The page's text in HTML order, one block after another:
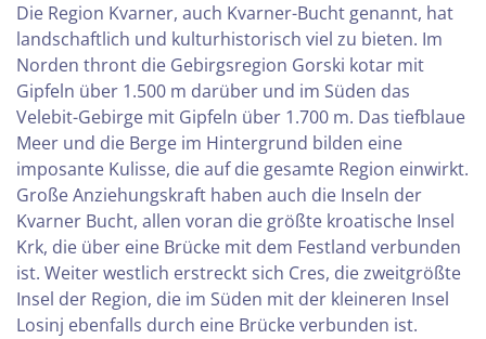
Die Region Kvarner, auch Kvarner-Bucht genannt, hat
landschaftlich und kulturhistorisch viel zu bieten. Im
Norden thront die Gebirgsregion Gorski kotar mit
Gipfeln über 1.500 m darüber und im Süden das
Velebit-Gebirge mit Gipfeln über 1.700 m. Das tiefblaue
Meer und die Berge im Hintergrund bilden eine
imposante Kulisse, die auf die gesamte Region einwirkt.
Große Anziehungskraft haben auch die Inseln der
Kvarner Bucht, allen voran die größte kroatische Insel
Krk, die über eine Brücke mit dem Festland verbunden
ist. Weiter westlich erstreckt sich Cres, die zweitgrößte
Insel der Region, die im Süden mit der kleineren Insel
Losinj ebenfalls durch eine Brücke verbunden ist.